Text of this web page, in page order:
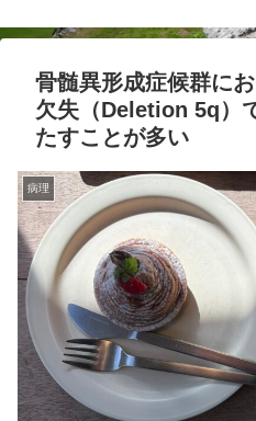
骨髄異形成症候群に
欠失（Deletion 5q）
たすことが多い
病理